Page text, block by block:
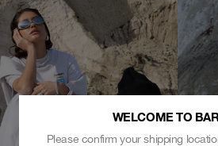
WELCOME TO
Please confirm your shipping